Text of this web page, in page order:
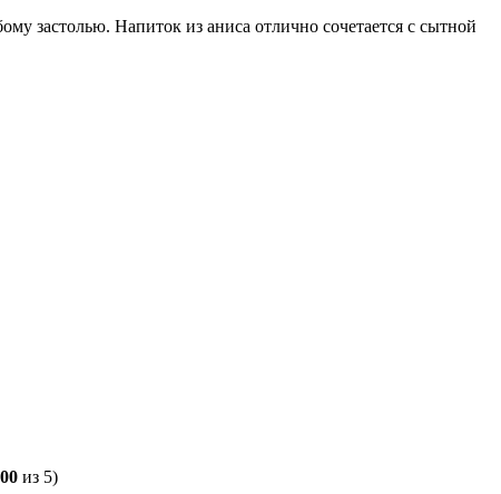
застолью. Напиток из аниса отлично сочетается с сытной
из 5)